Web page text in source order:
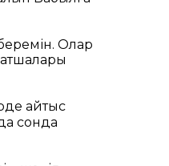
Олар
қайтыс
сонда